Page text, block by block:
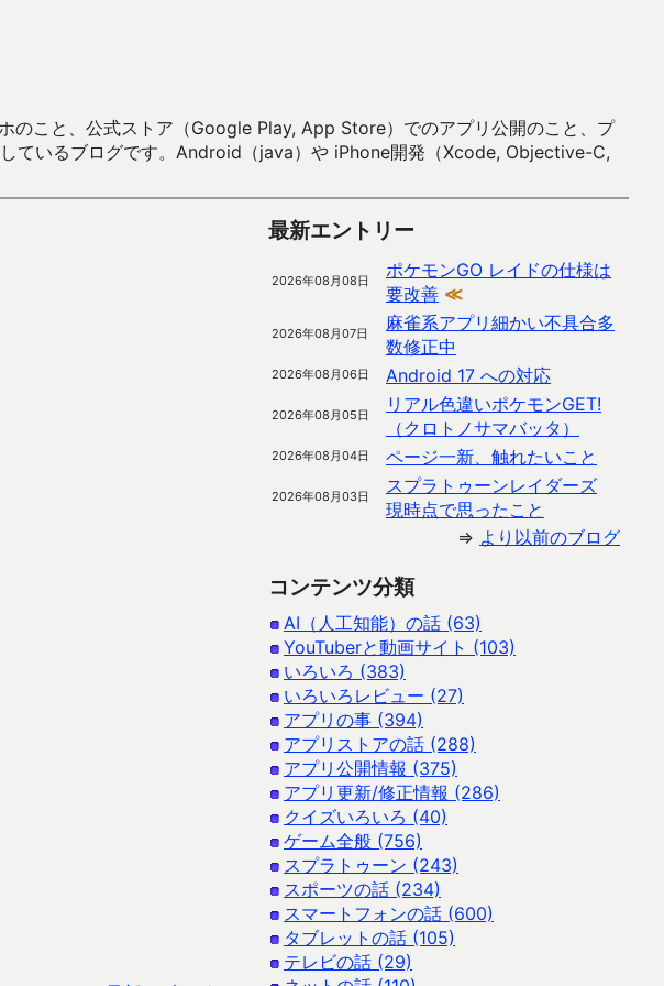
のこと、公式ストア（Google Play, App Store）でのアプリ公開のこと、プ
ているブログです。Android（java）や iPhone開発（Xcode, Objective-C,
最新エントリー
2026年08月08日
ポケモンGO レイドの仕様は
要改善 ≪
2026年08月07日
麻雀系アプリ細かい不具合多
数修正中
2026年08月06日 Android 17 への対応
2026年08月05日
リアル色違いポケモンGET!
（クロトノサマバッタ）
2026年08月04日 ページ一新、触れたいこと
2026年08月03日
スプラトゥーンレイダーズ
現時点で思ったこと
⇒ より以前のブログ
コンテンツ分類
AI（人工知能）の話 (63)
YouTuberと動画サイト (103)
いろいろ (383)
いろいろレビュー (27)
アプリの事 (394)
アプリストアの話 (288)
アプリ公開情報 (375)
アプリ更新/修正情報 (286)
クイズいろいろ (40)
ゲーム全般 (756)
スプラトゥーン (243)
スポーツの話 (234)
スマートフォンの話 (600)
タブレットの話 (105)
テレビの話 (29)